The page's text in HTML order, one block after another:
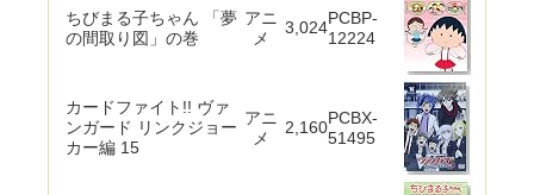
ちびまる子ちゃん 「夢
の間取り図」の巻
アニ
メ
3,024PCBP-
12224
カードファイト!! ヴァ
ンガード リンクジョー
カー編 15
アニ
メ
2,160PCBX-
51495